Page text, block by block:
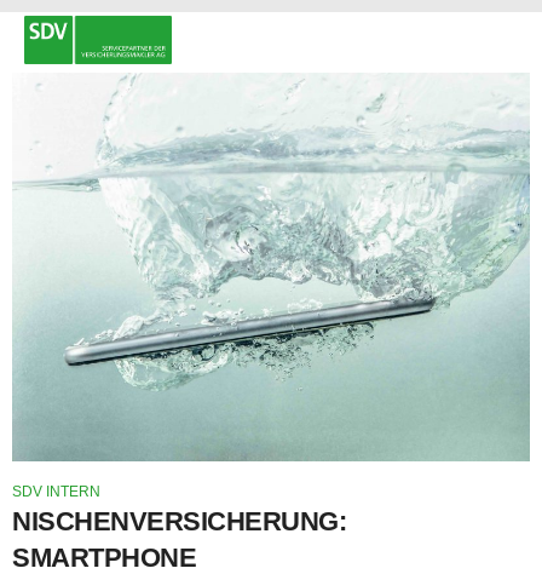
SDV INTERN
NISCHENVERSICHERUNG:
SMARTPHONE